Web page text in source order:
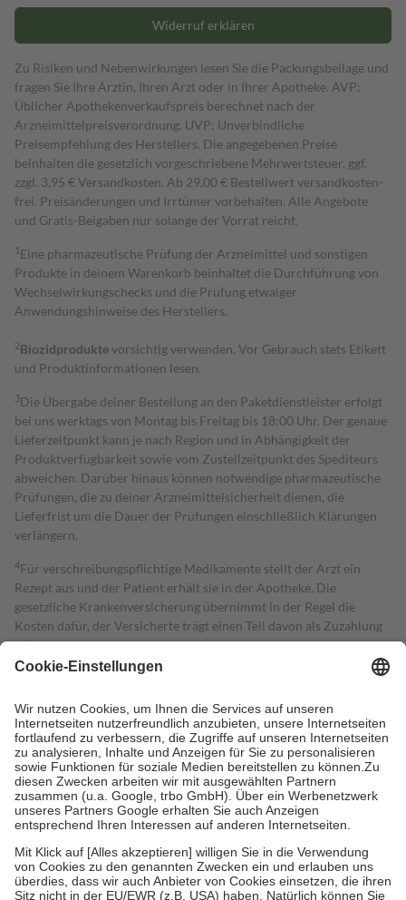
Widerruf erklären
Zu Risiken und Nebenwirkungen lesen Sie die Packungsbeilage und
fragen Sie Ihre Ärztin, Ihren Arzt oder in Ihrer Apotheke. AVP:
Üblicher Apothekenverkaufspreis berechnet nach der
Arzneimittelpreisverordnung. UVP: Unverbindliche
Preisempfehlung des Herstellers. Die angegebenen Preise
beinhalten die gesetzlich vorgeschriebene Mehrwertsteuer, ggf.
zzgl. 3,95 € Versandkosten. Ab 29,00 € Bestell­wert versand­kosten­
frei. Preisänderungen und Irrtümer vorbehalten. Alle Angebote
und Gratis-Beigaben nur solange der Vorrat reicht.
1 Eine pharmazeutische Prüfung der Arzneimittel und sonstigen
Produkte in deinem Warenkorb beinhaltet die Durchführung von
Wechselwirkungschecks und die Prüfung etwaiger
Anwendungshinweise des Herstellers.
2Biozidproduktevorsichtig verwenden. Vor Gebrauch stets Etikett
und Produktinformationen lesen.
3Die Übergabe deiner Bestellung an den Paketdienstleister erfolgt
bei uns werktags von Montag bis Freitag bis 18:00 Uhr. Der genaue
Lieferzeitpunkt kann je nach Region und in Abhängigkeit der
Produktverfügbarkeit sowie vom Zustellzeitpunkt des Spediteurs
abweichen. Darüber hinaus können notwendige pharmazeutische
Prüfungen, die zu deiner Arzneimittelsicherheit dienen, die
Lieferfrist um die Dauer der Prüfungen einschließlich Klärungen
verlängern.
4Für verschreibungspflichtige Medikamente stellt der Arzt ein
Rezept aus und der Patient erhält sie in der Apotheke. Die
gesetzliche Krankenversicherung übernimmt in der Regel die
Kosten dafür, der Versicherte trägt einen Teil davon als Zuzahlung
mit.
Grundsätzlich leisten Mitglieder Zuzahlungen in Höhe von zehn
höchstens zehn Euro.
Es sind jedoch nie mehr als die tatsächlichen
Kosten der Leistung zu entrichten.
Diese Regeln gelten grundsätzlich auch für Online-Apotheken.
Bei Heilmitteln und häuslicher Krankenpflege beträgt die
Zuzahlung zehn Prozent der Kosten sowie zehn Euro je
Verordnung.
Um das Engagement der Versicherten für ihre eigene Gesundheit zu
stärken und die besondere Stellung der Familie zu unterstützen,
fallenkeine Zuzahlungenan bei:
• Kindern und Jugendlichen bis zum vollendeten 18. Lebensjahr
mit Ausnahme der Fahrkosten